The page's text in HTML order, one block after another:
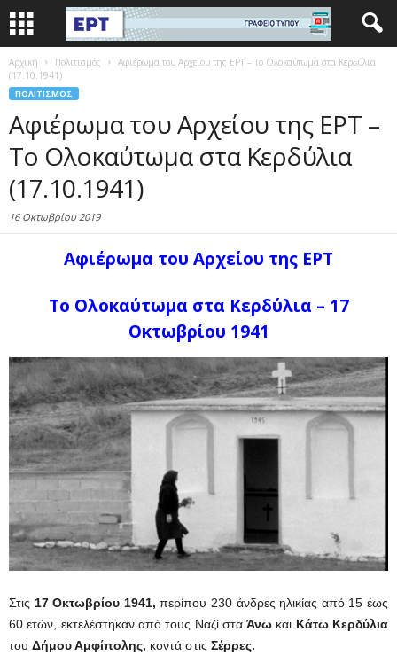
Αρχική Πολιτισμός
Αφιέρωμα του Αρχείου της ΕΡΤ – Το Ολοκαύτωμα στα Κερδύλια
(17.10.1941)
ΠΟΛΙΤΙΣΜΌΣ
Αφιέρωμα του Αρχείου της ΕΡΤ –
Το Ολοκαύτωμα στα Κερδύλια
(17.10.1941)
16 Οκτωβρίου 2019
Αφιέρωμα του Αρχείου της ΕΡΤ
Το Ολοκαύτωμα στα Κερδύλια – 17
Οκτωβρίου 1941
Στις 17 Οκτωβρίου 1941, περίπου 230 άνδρες ηλικίας από 15 έως
60 ετών, εκτελέστηκαν από τους Ναζί σταΆνω και Κάτω Κερδύλια
του Δήμου Αμφίπολης, κοντά στις Σέρρες.